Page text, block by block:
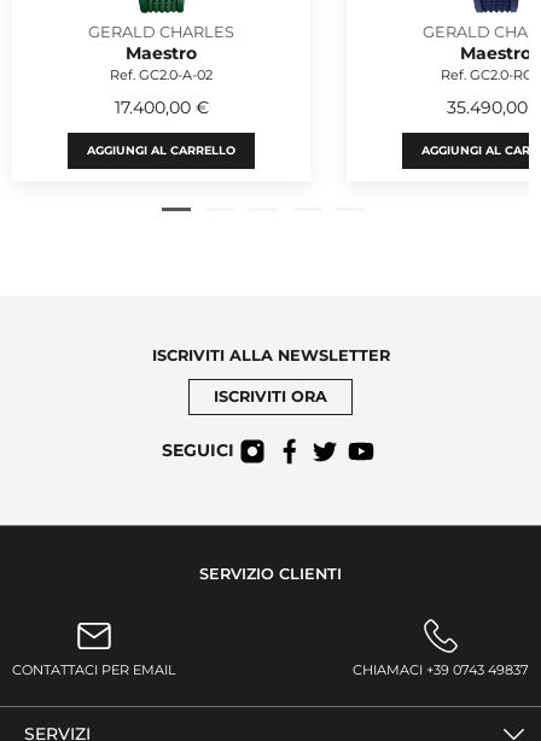
GERALD CHARLES
Maestro
Ref. GC2.0-A-02
17.400,00 €
AGGIUNGI AL CARRELLO
GERALD
Maestro
Ref. GC2.0-RG-
35.490,00
AGGIUNGI AL
ISCRIVITI ALLA NEWSLETTER
ISCRIVITI ORA
SEGUICI
SERVIZIO CLIENTI
CONTATTACI PER EMAIL CHIAMACI +39 0743 49837
SERVIZI